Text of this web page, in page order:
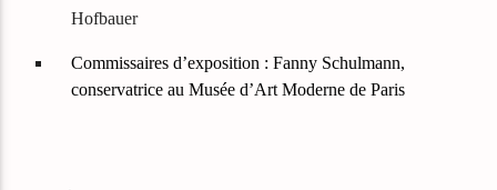
Hofbauer
Commissaires d’exposition : Fanny Schulmann,
conservatrice au Musée d’Art Moderne de Paris